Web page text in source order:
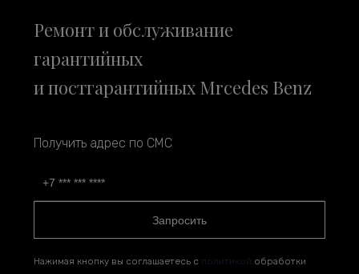
Ремонт и обслуживание
гарантийных
и постгарантийных Mrcedes Benz
Получить адрес по СМС
Запросить
Нажимая кнопку вы соглашаетесь с политикой обработки